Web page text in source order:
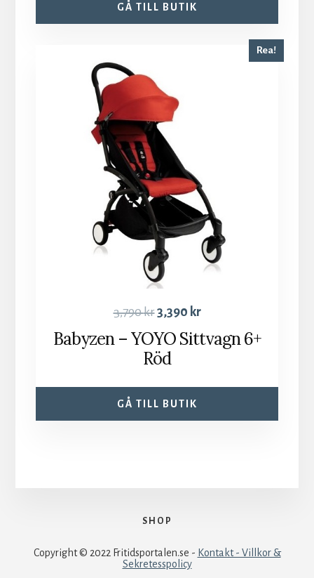
GÅ TILL BUTIK
Rea!
3,790kr3,390 kr
Babyzen – YOYO Sittvagn 6+
Röd
GÅ TILL BUTIK
SHOP
Copyright © 2022 Fritidsportalen.se - Kontakt - Villkor &
Sekretesspolicy